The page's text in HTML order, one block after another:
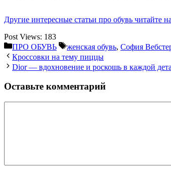
Другие интересные статьи про обувь читайте
Post Views: 183
Рубрики
ПРО ОБУВЬ Метки
женская обувь, София
Кроссовки на тему пиццы
Dior — вдохновение и роскошь в каждой
Оставьте комментарий